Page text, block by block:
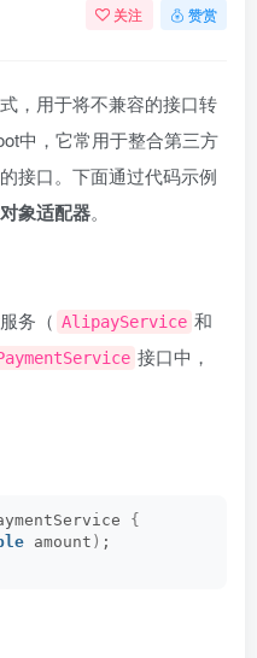
关注 赞赏
，用于将不兼容的接口转
中，它常用于整合第三方
接口。下面通过代码示例
对象适配器。
务（ AlipayService 和
接口中，
{
amount ) ;